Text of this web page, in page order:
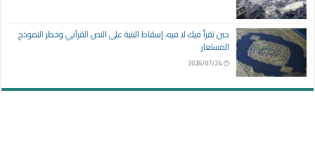
حين تقرأ فيك لا فيه، إسقاط البنية على النص القرآني وخطر النموذج
المستعار
2026/07/24